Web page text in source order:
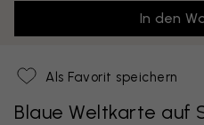
In den
Als Favorit speichern
Blaue Weltkarte auf